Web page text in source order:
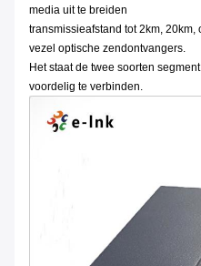
media uit te breiden
transmissieafstand tot 2km,
vezel optische zendontvangers.
Het staat de twee soorten
voordelig te verbinden.